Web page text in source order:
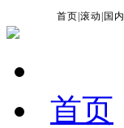
首页 |滚动 国内
首页